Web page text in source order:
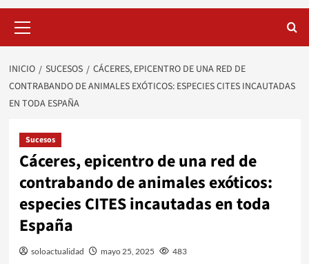
principal
INICIO SUCESOS
CÁCERES, EPICENTRO DE UNA RED DE
CONTRABANDO DE ANIMALES EXÓTICOS: ESPECIES CITES INCAUTADAS
EN TODA ESPAÑA
Sucesos
Cáceres, epicentro de una red de
contrabando de animales exóticos:
especies CITES incautadas en toda
España
soloactualidad mayo 25, 2025 483